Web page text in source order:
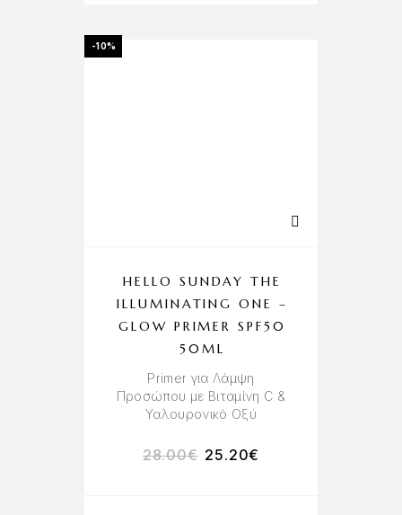
-10%
HELLO SUNDAY THE
ILLUMINATING ONE –
GLOW PRIMER SPF50
50ML
Primer για Λάμψη
Προσώπου με Βιταμίνη C &
Υαλουρονικό Οξύ
28.00€ 25.20€